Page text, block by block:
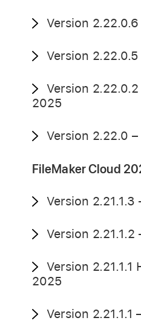
Version
Version
Version
2025
Version 2.22.0
FileMaker Cloud
Version
Version
Version 2.21.1.1
2025
Version 2.21.1.1